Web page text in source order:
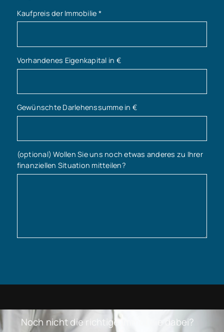
Kaufpreis der Immobilie *
Vorhandenes Eigenkapital in €
Gewünschte Darlehenssumme in €
(optional) Wollen Sie uns noch etwas anderes zu Ihrer
finanziellen Situation mitteilen?
Noch nicht die richtige Immobilie dabei?